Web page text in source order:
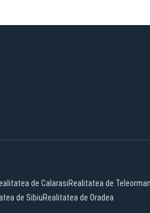
de CalarasiRealitatea de Teleorman
de SibiuRealitatea de Oradea